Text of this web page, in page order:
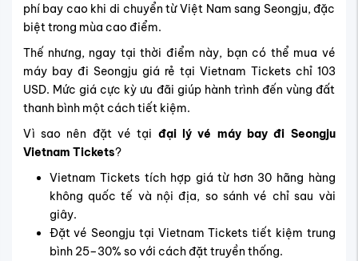
phí bay cao khi di chuyển từ Việt Nam sang Seongju, đặc
biệt trong mùa cao điểm.
Thế nhưng, ngay tại thời điểm này, bạn có thể mua vé
máy bay đi Seongju giá rẻ tại Vietnam Tickets chỉ 103
USD. Mức giá cực kỳ ưu đãi giúp hành trình đến vùng đất
thanh bình một cách tiết kiệm.
Vì sao nên đặt vé tại đại lý vé máy bay đi Seongju
Vietnam Tickets?
Vietnam Tickets tích hợp giá từ hơn 30 hãng hàng
không quốc tế và nội địa, so sánh vé chỉ sau vài
giây.
Đặt vé Seongju tại Vietnam Tickets tiết kiệm trung
bình 25–30% so với cách đặt truyền thống.